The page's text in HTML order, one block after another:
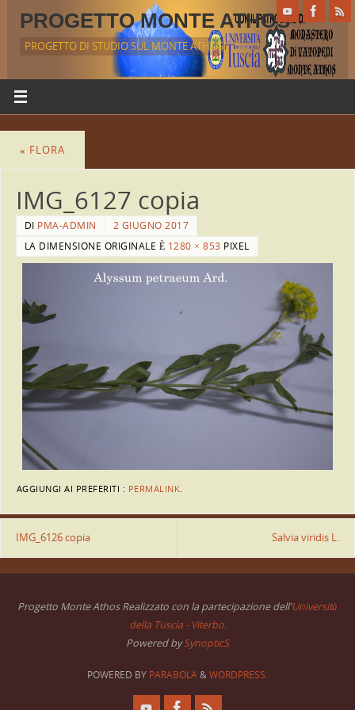
PROGETTO MONTE ATHOS
PROGETTO DI STUDIO SUL MONTE ATHOS
« FLORA
IMG_6127 copia
DI PMA-ADMIN
2 GIUGNO 2017
LA DIMENSIONE ORIGINALE È 1280 × 853 PIXEL
AGGIUNGI AI PREFERITI : PERMALINK.
IMG_6126 copia Salvia viridis L.
Progetto Monte Athos Realizzato con la partecipazione dell'Università
della Tuscia - Viterbo.
Powered bySynopticS
POWERED BY PARABOLA&WORDPRESS.